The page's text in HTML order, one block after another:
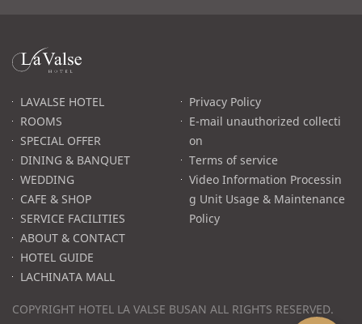
라
발
고LAVALSE HOTEL
ROOMS
SPECIAL OFFER
DINING & BANQUET
WEDDING
CAFE & SHOP
SERVICE FACILITIES
ABOUT & CONTACT
HOTEL GUIDE
LACHINATA MALL
Privacy Policy
E-mail unauthorized collecti
on
Terms of service
Video Information Processin
g Unit Usage & Maintenance
Policy
COPYRIGHT HOTEL LA VALSE BUSAN ALL RIGHTS RESERVED.